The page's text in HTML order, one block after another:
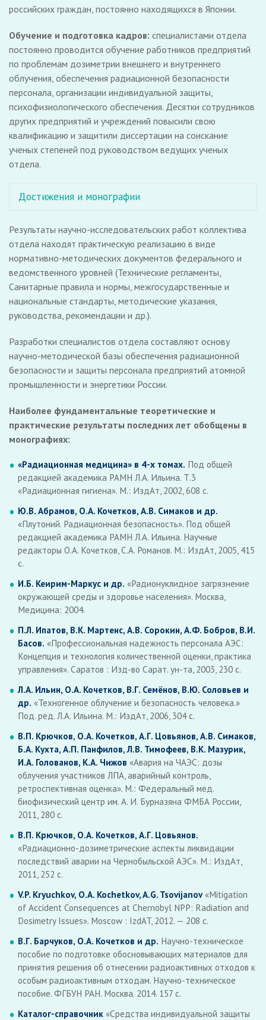
российских граждан, постоянно находящихся в Японии.
Обучение и подготовка кадров: специалистами отдела
постоянно проводится обучение работников предприятий
по проблемам дозиметрии внешнего и внутреннего
облучения, обеспечения радиационной безопасности
персонала, организации индивидуальной защиты,
психофизиологического обеспечения. Десятки сотрудников
других предприятий и учреждений повысили свою
квалификацию и защитили диссертации на соискание
ученых степеней под руководством ведущих ученых
отдела.
Достижения и монографии
Результаты научно-исследовательских работ коллектива
отдела находят практическую реализацию в виде
нормативно-методических документов федерального и
ведомственного уровней (Технические регламенты,
Санитарные правила и нормы, межгосударственные и
национальные стандарты, методические указания,
руководства, рекомендации и др.).
Разработки специалистов отдела составляют основу
научно-методической базы обеспечения радиационной
безопасности и защиты персонала предприятий атомной
промышленности и энергетики России.
Наиболее фундаментальные теоретические и
практические результаты последних лет обобщены в
монографиях:
«Радиационная медицина» в 4-х томах. Под общей
редакцией академика РАМН Л.А. Ильина. Т.3
«Радиационная гигиена». М.: ИздАт, 2002, 608 с.
Ю.В. Абрамов, О.А. Кочетков, А.В. Симаков и др.
«Плутоний. Радиационная безопасность». Под общей
редакцией академика РАМН Л.А. Ильина. Научные
редакторы О.А. Кочетков, С.А. Романов. М.: ИздАт, 2005, 415
с.
И.Б. Кеирим-Маркус и др. «Радионуклидное загрязнение
окружающей среды и здоровье населения». Москва,
Медицина: 2004.
П.Л. Ипатов, В.К. Мартенс, А.В. Сорокин, А.Ф. Бобров, В.И.
Басов. «Профессиональная надежность персонала АЭС:
Концепция и технология количественной оценки, практика
управления». Саратов : Изд-во Сарат. ун-та, 2003, 230 с.
Л.А. Ильин, О.А. Кочетков, В.Г. Семёнов, В.Ю. Соловьев и
др. «Техногенное облучение и безопасность человека.»
Под. ред. Л.А. Ильина. М.: ИздАт, 2006, 304 с.
В.П. Крючков, О.А. Кочетков, А.Г. Цовьянов, А.В. Симаков,
Б.А. Кухта, А.П. Панфилов, Л.В. Тимофеев, В.К. Мазурик,
И.А. Голованов, К.А. Чижов «Авария на ЧАЭС: дозы
облучения участников ЛПА, аварийный контроль,
ретроспективная оценка». М.: Федеральный мед.
биофизический центр им. А. И. Бурназяна ФМБА России,
2011, 280 с.
В.П. Крючков, О.А. Кочетков, А.Г. Цовьянов.
«Радиационно-дозиметрические аспекты ликвидации
последствий аварии на Чернобыльской АЭС». М.: ИздАт,
2011, 252 с.
V.P. Kryuchkov, O.A. Kochetkov, A.G. Tsovijanov«Mitigation
of Accident Consequences at Chernobyl NPP: Radiation and
Dosimetry Issues». Moscow : IzdAT, 2012. — 208 с.
В.Г. Барчуков, О.А. Кочетков и др. Научно-техническое
пособие по подготовке обосновывающих материалов для
принятия решения об отнесении радиоактивных отходов к
особым радиоактивным отходам. Научно-техническое
пособие. ФГБУН РАН. Москва. 2014. 157 с.
Каталог-справочник «Средства индивидуальной защиты